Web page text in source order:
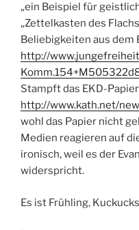
„ein Beispiel für
„Zettelkasten des
Beliebigkeiten aus
http://
Stampft das EKD-
http://www.kath.net/
wohl das Papier nicht
Medien reagieren auf
ironisch, weil es der
widerspricht.
Es ist Frühling,